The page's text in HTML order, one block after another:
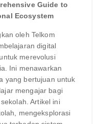
Guide to
Ecosystem
oleh Telkom
digital
merevolusi
Ini menawarkan
yang bertujuan untuk
mengajar bagi
Artikel ini
mengeksplorasi